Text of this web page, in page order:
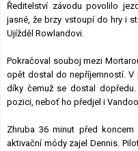
Ředitelství závodu povolilo
jasné, že brzy vstoupí do hry i
Ujížděl Rowlandovi.
Pokračoval souboj mezi
opět dostal do nepříjemností. V
díky čemuž se dostal
pozici, neboť ho předjel i
Zhruba 36 minut před
aktivační módy zajel Dennis.